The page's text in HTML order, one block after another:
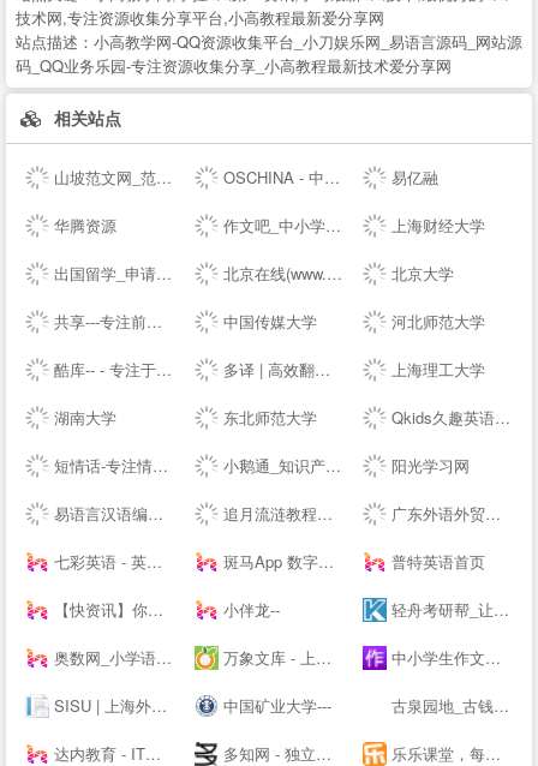
技术网,专注资源收集分享平台,小高教程最新爱分享网
站点描述： 小高教学网-QQ资源收集平台_小刀娱乐网_易语言源码_网站源
码_QQ业务乐园-专注资源收集分享_小高教程最新技术爱分享网
相关站点
山坡范文网_范文_免费范文_工作总结 OSCHINA - 中文开源技术交流社区 易亿融
华腾资源 作文吧_中小学生作文网_优秀作文大全 上海财经大学
出国留学_申请留学指导_专业的留学咨询中介-启德教育 北京在线(www.bjol.com.cn) - 东方在线-北京城市网-北京之窗-北京城市--,www.bjol.com.cn 北京大学
共享---专注前端行业精选-分享最具有价值的内容-鹏仔先生的-- 中国传媒大学 河北师范大学
酷库-- - 专注于资源分享的blog 多译 | 高效翻译必备工具 - 免费文档在线翻译 百度 谷歌 有道 翻译 上海理工大学
湖南大学 东北师范大学 Qkids久趣英语-少儿英语-全英文授课
短情话-专注情感语录精选 小鹅通_知识产品与用户服务的私域运营工具 阳光学习网
易语言汉语编程官方站 追月流涟教程网 - 最优秀的QQ技术网 - 技术资源网 - 分享技术教程QQ资源网 广东外语外贸大学
七彩英语 - 英文电子书下载站 PDF|TXT格式英文原版原著下载 斑马App 数字内容 普特英语首页
【快资讯】你的专属资讯平台 小伴龙-- 轻舟考研帮_让考研简单不孤单！_考研网（kaoyan.com）
奥数网_小学语数英、家庭教育专业网站 万象文库 - 上传文档分享的网站 中小学生作文网_中考高考满分作文_初中作文_高中优秀作文大全
SISU | 上海外国语大学 中国矿业大学--- 古泉园地_古钱币_机制币_金银锭_杂项
达内教育 - IT培训/UI设计/运营/影视特效培训机构 多知网 - 独立商业视角 新锐教育观察 乐乐课堂，每天进步多一点！